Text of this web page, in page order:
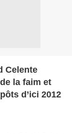
Celente
la faim et
d’ici 2012